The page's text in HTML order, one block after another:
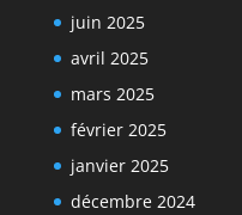
juin 2025
avril 2025
mars 2025
février 2025
janvier 2025
décembre 2024